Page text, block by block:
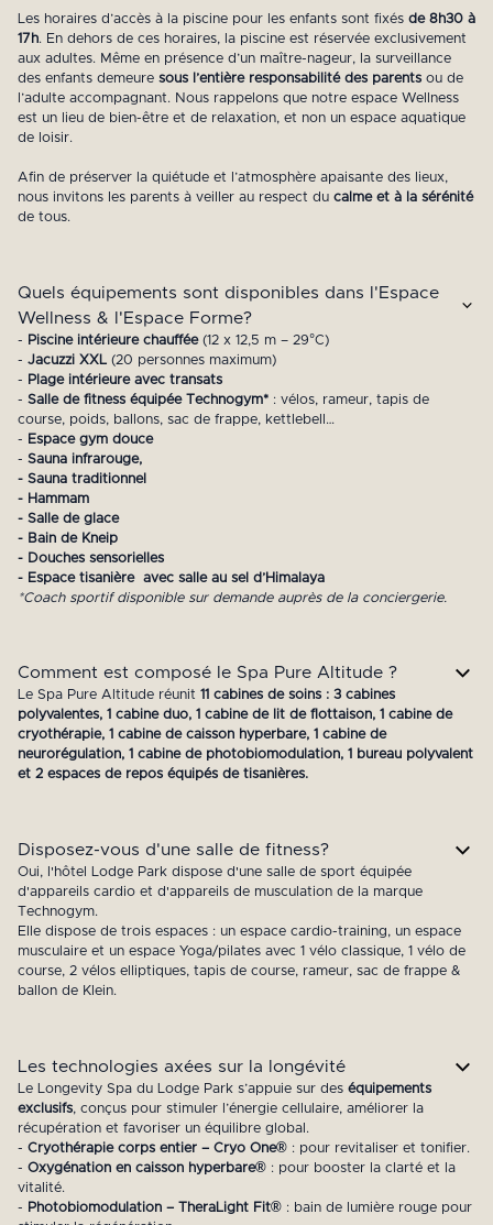
Les horaires d’accès à la piscine pour les enfants sont fixés de 8h30 à
17h. En dehors de ces horaires, la piscine est réservée exclusivement
aux adultes. Même en présence d’un maître-nageur, la surveillance
des enfants demeure sous l’entière responsabilité des parents ou de
l’adulte accompagnant. Nous rappelons que notre espace Wellness
est un lieu de bien-être et de relaxation, et non un espace aquatique
de loisir.
Afin de préserver la quiétude et l’atmosphère apaisante des lieux,
nous invitons les parents à veiller au respect du calme et à la sérénité
de tous.
Quels équipements sont disponibles dans l'Espace
Wellness & l'Espace Forme?
- Piscine intérieure chauffée(12 x 12,5 m – 29°C)
- Jacuzzi XXL(20 personnes maximum)
- Plage intérieure avec transats
- Salle de fitness équipée Technogym*: vélos, rameur, tapis de
course, poids, ballons, sac de frappe, kettlebell…
- Espace gym douce
- Sauna infrarouge,
- Sauna traditionnel
- Hammam
- Salle de glace
- Bain de Kneip
- Douches sensorielles
- Espace tisanière avec salle au sel d’Himalaya
*Coach sportif disponible sur demande auprès de la conciergerie.
Comment est composé le Spa Pure Altitude ?
Le Spa Pure Altitude réunit 11 cabines de soins : 3 cabines
polyvalentes, 1 cabine duo, 1 cabine de lit de flottaison, 1 cabine de
cryothérapie, 1 cabine de caisson hyperbare, 1 cabine de
neurorégulation, 1 cabine de photobiomodulation, 1 bureau polyvalent
et 2 espaces de repos équipés de tisanières.
Disposez-vous d'une salle de fitness?
Oui, l'hôtel Lodge Park dispose d'une salle de sport équipée
d'appareils cardio et d'appareils de musculation de la marque
Technogym.
Elle dispose de trois espaces : un espace cardio-training, un espace
musculaire et un espace Yoga/pilates avec 1 vélo classique, 1 vélo de
course, 2 vélos elliptiques, tapis de course, rameur, sac de frappe &
ballon de Klein.
Les technologies axées sur la longévité
Le Longevity Spa du Lodge Park s’appuie sur des équipements
exclusifs, conçus pour stimuler l’énergie cellulaire, améliorer la
récupération et favoriser un équilibre global.
- Cryothérapie corps entier – Cryo One®: pour revitaliser et tonifier.
- Oxygénation en caisson hyperbare®: pour booster la clarté et la
vitalité.
- Photobiomodulation – TheraLight Fit®: bain de lumière rouge pour